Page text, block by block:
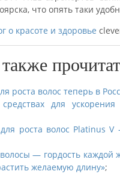
что опять таки
о красоте и здоровье
роста волос теперь в
для ускорения
для роста волос Platinus
— гордость каждой
желаемую длину»;